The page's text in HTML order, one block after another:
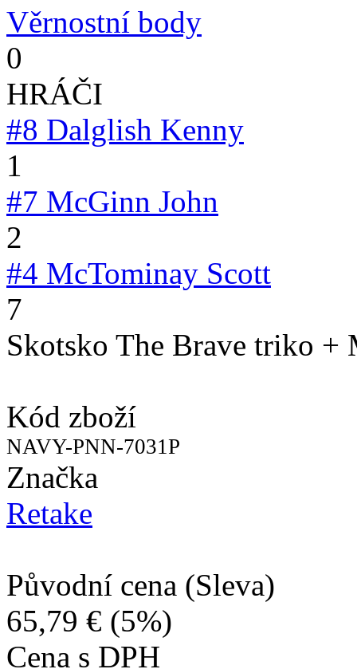
Věrnostní body
0
HRÁČI
#8 Dalglish Kenny
1
#7 McGinn John
2
#4 McTominay Scott
7
Skotsko The Brave triko +
Kód zboží
NAVY-PNN-7031P
Značka
Retake
Původní cena (Sleva)
65,79 € (5%)
Cena s DPH